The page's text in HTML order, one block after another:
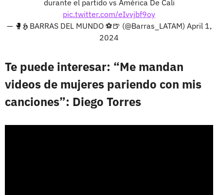
durante el partido vs América De Cali
pic.twitter.com/eIvvjbf9oy
— 🥊𝕳 BARRAS DEL MUNDO ⚽🍺 (@Barras_LATAM) April 1,
2024
Te puede interesar: “Me mandan
videos de mujeres pariendo con mis
canciones”: Diego Torres